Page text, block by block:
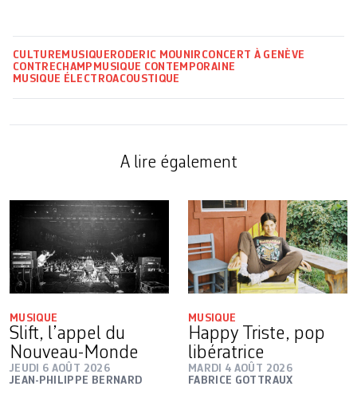
CULTURE MUSIQUE RODERIC MOUNIR CONCERT À GENÈVE
CONTRECHAMP MUSIQUE CONTEMPORAINE
MUSIQUE ÉLECTROACOUSTIQUE
A lire également
MUSIQUE
Slift, l’appel du
Nouveau-Monde
JEUDI 6 AOÛT 2026
JEAN-PHILIPPE BERNARD
MUSIQUE
Happy Triste, pop
libératrice
MARDI 4 AOÛT 2026
FABRICE GOTTRAUX